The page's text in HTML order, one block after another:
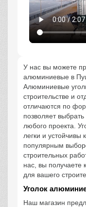
У нас вы можете
алюминиевые в
Алюминиевые
строительстве и
отличаются по
позволяет
любого проекта.
легки и устойчивы
популярным
строительных
нас, вы получаете
для вашего
Уголок
Наш магазин